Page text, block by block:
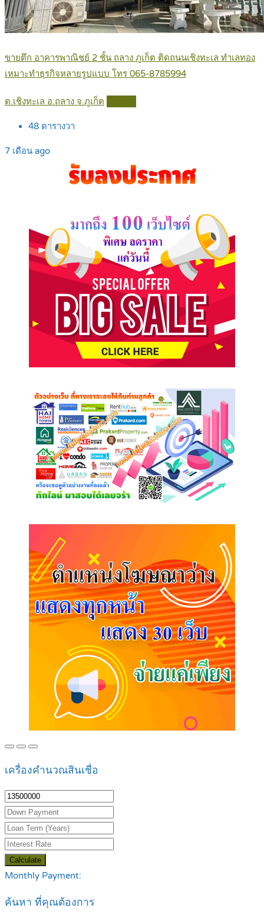
ขายตึก อาคารพาณิชย์ 2 ชั้น ถลาง ภูเก็ต ติดถนนเชิงทะเล ทำเลทอง
เหมาะทำธุรกิจหลายรูปแบบ โทร 065-8785994
ต.เชิงทะเล อ.ถลาง จ.ภูเก็ต
48 ตารางวา
7 เดือน ago
เครื่องคำนวณสินเชื่อ
Calculate
Monthly Payment:
ค้นหา ที่คุณต้องการ